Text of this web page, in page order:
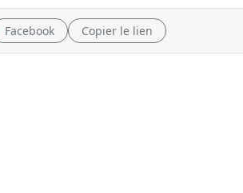
Facebook Copier le lien